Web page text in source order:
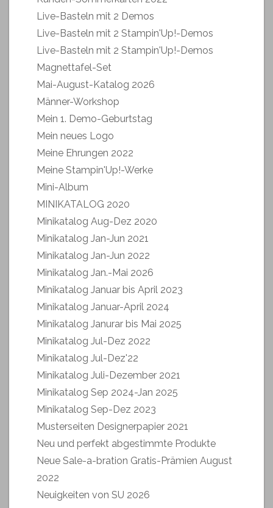
Live-Basteln mit 2 Demos
Live-Basteln mit 2 Stampin'Up!-Demos
Live-Basteln mit 2 Stampin'Up!-Demos
Magnettafel-Set
Mai-August-Katalog 2026
Männer-Workshop
Mein 1. Demo-Geburtstag
Mein neues Logo
Meine Ehrungen 2022
Meine Stampin'Up!-Werke
Mini-Album
MINIKATALOG 2020
Minikatalog Aug-Dez 2020
Minikatalog Jan-Jun 2021
Minikatalog Jan-Jun 2022
Minikatalog Jan.-Mai 2026
Minikatalog Januar bis April 2023
Minikatalog Januar-April 2024
Minikatalog Janurar bis Mai 2025
Minikatalog Jul-Dez 2022
Minikatalog Jul-Dez'22
Minikatalog Juli-Dezember 2021
Minikatalog Sep 2024-Jan 2025
Minikatalog Sep-Dez 2023
Musterseiten Designerpapier 2021
Neu und perfekt abgestimmte Produkte
Neue Sale-a-bration Gratis-Prämien August
2022
Neuigkeiten von SU 2026